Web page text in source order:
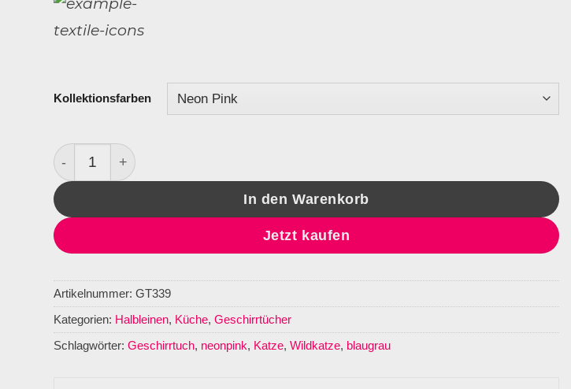
Kollektionsfarben
Geschirrtuch Wildkatze Menge
In den Warenkorb
Jetzt kaufen
Artikelnummer: GT339
Kategorien: Halbleinen, Küche, Geschirrtücher
Schlagwörter: Geschirrtuch, neonpink, Katze, Wildkatze, blaugrau